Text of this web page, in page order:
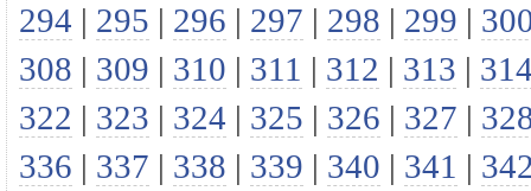
294 | 295 | 296 | 297 | 298 | 299 |
308 | 309 | 310 | 311 | 312 | 313 |
322 | 323 | 324 | 325 | 326 | 327 |
336 | 337 | 338 | 339 | 340 | 341 |